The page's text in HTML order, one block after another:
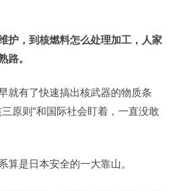
护，到核燃料怎么处理加工，人家
路。
就有了快速搞出核武器的物质条
原则”和国际社会盯着，一直没敢
算是日本安全的一大靠山。